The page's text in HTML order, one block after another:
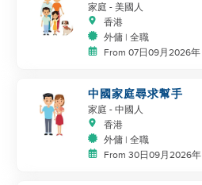
家庭 - 美國人
香港
外傭 | 全職
From 07日09月2026年
中國家庭尋求幫手
家庭 - 中國人
香港
外傭 | 全職
From 30日09月2026年